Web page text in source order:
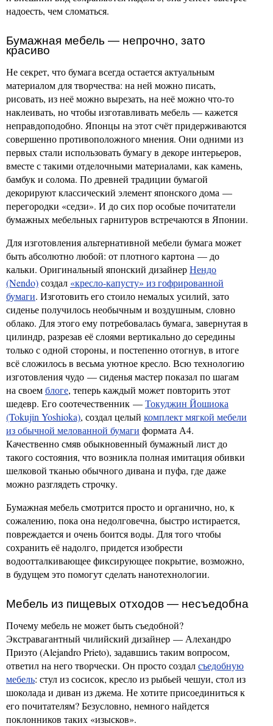
надоесть, чем сломаться.
Бумажная мебель — непрочно, зато
красиво
Не секрет, что бумага всегда остается актуальным
материалом для творчества: на ней можно писать,
рисовать, из неё можно вырезать, на неё можно что-то
наклеивать, но чтобы изготавливать мебель — кажется
неправдоподобно. Японцы на этот счёт придерживаются
совершенно противоположного мнения. Они одними из
первых стали использовать бумагу в декоре интерьеров,
вместе с такими отделочными материалами, как камень,
бамбук и солома. По древней традиции бумагой
декорируют классический элемент японского дома —
перегородки «седзи». И до сих пор особые почитатели
бумажных мебельных гарнитуров встречаются в Японии.
Для изготовления альтернативной мебели бумага может
быть абсолютно любой: от плотного картона — до
кальки. Оригинальный японский дизайнерНендо
(Nendo)создал «кресло-капусту» из гофрированной
бумаги. Изготовить его стоило немалых усилий, зато
сиденье получилось необычным и воздушным, словно
облако. Для этого ему потребовалась бумага, завернутая в
цилиндр, разрезав её слоями вертикально до середины
только с одной стороны, и постепенно отогнув, в итоге
всё сложилось в весьма уютное кресло. Всю технологию
изготовления чудо — сиденья мастер показал по шагам
на своемблоге, теперь каждый может повторить этот
шедевр. Его соотечественник —Токуджин Йошиока
(Tokujin Yoshioka), создал целый комплект мягкой мебели
из обычной мелованной бумаги формата А4.
Качественно смяв обыкновенный бумажный лист до
такого состояния, что возникла полная имитация обивки
шелковой тканью обычного дивана и пуфа, где даже
можно разглядеть строчку.
Бумажная мебель смотрится просто и органично, но, к
сожалению, пока она недолговечна, быстро истирается,
повреждается и очень боится воды. Для того чтобы
сохранить её надолго, придется изобрести
водоотталкивающее фиксирующее покрытие, возможно,
в будущем это помогут сделать нанотехнологии.
Мебель из пищевых отходов — несъедобна
Почему мебель не может быть съедобной?
Экстравагантный чилийский дизайнер — Алехандро
Приэто (Alejandro Prieto), задавшись таким вопросом,
ответил на него творчески. Он просто создалсъедобную
мебель: стул из сосисок, кресло из рыбьей чешуи, стол из
шоколада и диван из джема. Не хотите присоединиться к
его почитателям? Безусловно, немного найдется
поклонников таких «изысков».